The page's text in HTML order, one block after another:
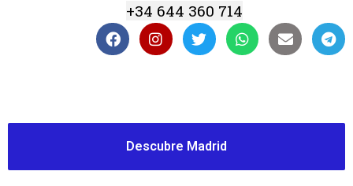
+34 644 360 714
Descubre Madrid